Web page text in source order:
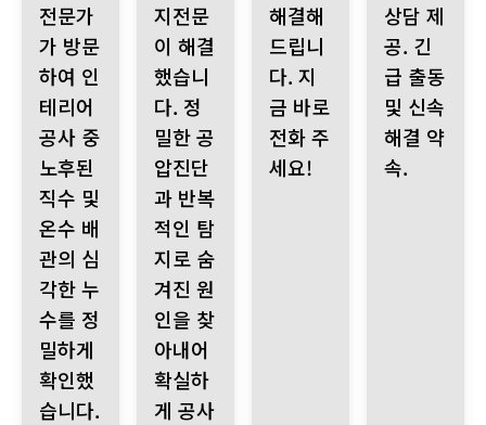
전문가
가 방문
하여 인
테리어
공사 중
노후된
직수 및
온수 배
관의 심
각한 누
수를 정
밀하게
확인했
습니다.
지전문
이 해결
했습니
다. 정
밀한 공
압진단
과 반복
적인 탐
지로 숨
겨진 원
인을 찾
아내어
확실하
게 공사
해결해
드립니
다. 지
금 바로
전화 주
세요!
상담 제
공. 긴
급 출동
및 신속
해결 약
속.